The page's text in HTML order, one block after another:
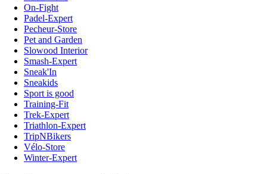
On-Fight
Padel-Expert
Pecheur-Store
Pet and Garden
Slowood Interior
Smash-Expert
Sneak'In
Sneakids
Sport is good
Training-Fit
Trek-Expert
Triathlon-Expert
TripNBikers
Vélo-Store
Winter-Expert